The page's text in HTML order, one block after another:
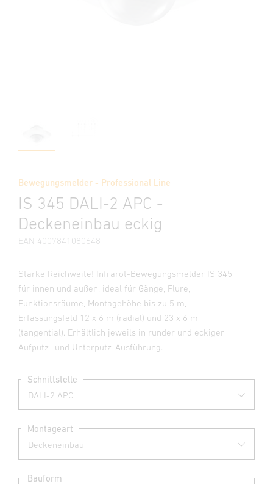
Bewegungsmelder - Professional Line
IS 345 DALI-2 APC -
Deckeneinbau eckig
EAN 4007841080648
Starke Reichweite! Infrarot-Bewegungsmelder IS 345
für innen und außen, ideal für Gänge, Flure,
Funktionsräume, Montagehöhe bis zu 5 m,
Erfassungsfeld 12 x 6 m (radial) und 23 x 6 m
(tangential). Erhältlich jeweils in runder und eckiger
Aufputz- und Unterputz-Ausführung.
Schnittstelle
Montageart
Bauform